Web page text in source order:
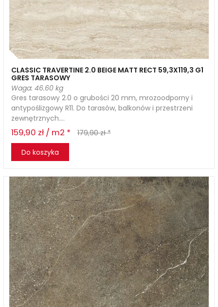
CLASSIC TRAVERTINE 2.0 BEIGE MATT RECT 59,3X119,3 G1
GRES TARASOWY
Waga: 46.60 kg
Gres tarasowy 2.0 o grubości 20 mm, mrozoodporny i
antypoślizgowy R11. Do tarasów, balkonów i przestrzeni
zewnętrznych....
159,90 zł / m2 *
179,90 zł *
Do koszyka